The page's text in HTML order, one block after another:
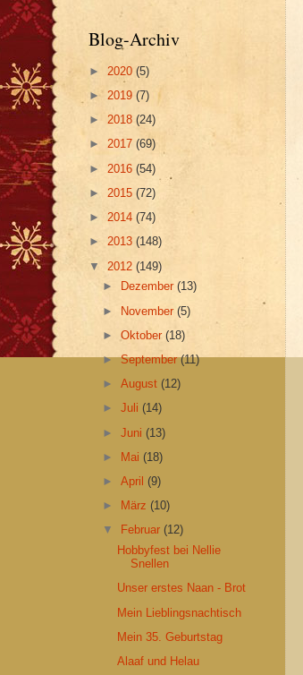
Blog-Archiv
► 2020 (5)
► 2019 (7)
► 2018 (24)
► 2017 (69)
► 2016 (54)
► 2015 (72)
► 2014 (74)
► 2013 (148)
▼ 2012 (149)
►
Dezember(13)
► November(5)
►Oktober(18)
►September(11)
►August(12)
►Juli(14)
►Juni(13)
►
Mai(18)
►April(9)
►
März(10)
▼
Februar(12)
Hobbyfest bei Nellie
Snellen
Unser erstes Naan - Brot
Mein Lieblingsnachtisch
Mein 35. Geburtstag
Alaaf und Helau